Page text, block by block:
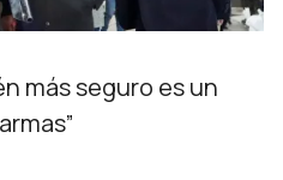
más seguro es un